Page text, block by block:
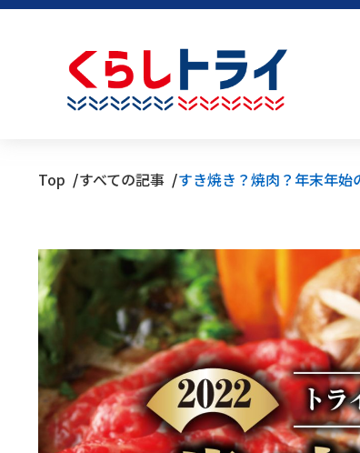
Top すべての記事 すき焼き？焼肉？年末年始